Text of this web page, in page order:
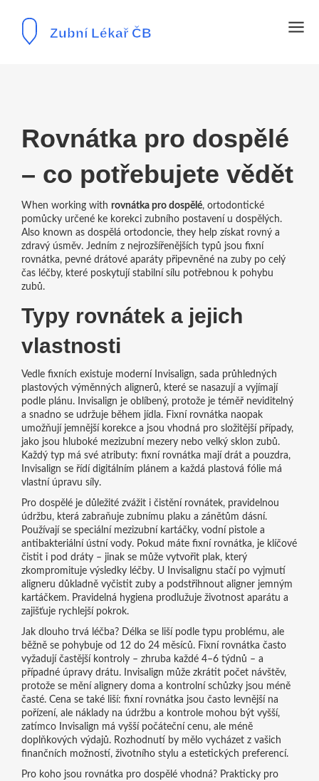
Rovnátka pro dospělé
– co potřebujete vědět
When working with rovnátka pro dospělé, ortodontické
pomůcky určené ke korekci zubního postavení u dospělých.
Also known as dospělá ortodoncie, they help získat rovný a
zdravý úsměv. Jedním z nejrozšířenějších typů jsou fixní
rovnátka, pevné drátové aparáty připevněné na zuby po celý
čas léčby, které poskytují stabilní sílu potřebnou k pohybu
zubů.
Typy rovnátek a jejich
vlastnosti
Vedle fixních existuje moderní Invisalign, sada průhledných
plastových výměnných alignerů, které se nasazují a vyjímají
podle plánu. Invisalign je oblíbený, protože je téměř neviditelný
a snadno se udržuje během jídla. Fixní rovnátka naopak
umožňují jemnější korekce a jsou vhodná pro složitější případy,
jako jsou hluboké mezizubní mezery nebo velký sklon zubů.
Každý typ má své atributy: fixní rovnátka mají drát a pouzdra,
Invisalign se řídí digitálním plánem a každá plastová fólie má
vlastní úpravu síly.
Pro dospělé je důležité zvážit i čistění rovnátek, pravidelnou
údržbu, která zabraňuje zubnímu plaku a zánětům dásní.
Používají se speciální mezizubní kartáčky, vodní pistole a
antibakteriální ústní vody. Pokud máte fixní rovnátka, je klíčové
čistit i pod dráty – jinak se může vytvořit plak, který
zkompromituje výsledky léčby. U Invisalignu stačí po vyjmutí
aligneru důkladně vyčistit zuby a podstřihnout aligner jemným
kartáčkem. Pravidelná hygiena prodlužuje životnost aparátu a
zajišťuje rychlejší pokrok.
Jak dlouho trvá léčba? Délka se liší podle typu problému, ale
běžně se pohybuje od 12 do 24 měsíců. Fixní rovnátka často
vyžadují častější kontroly – zhruba každé 4–6 týdnů – a
případné úpravy drátu. Invisalign může zkrátit počet návštěv,
protože se mění alignery doma a kontrolní schůzky jsou méně
časté. Cena se také liší: fixní rovnátka jsou často levnější na
pořízení, ale náklady na údržbu a kontrole mohou být vyšší,
zatímco Invisalign má vyšší počáteční cenu, ale méně
doplňkových výdajů. Rozhodnutí by mělo vycházet z vašich
finančních možností, životního stylu a estetických preferencí.
Pro koho jsou rovnátka pro dospělé vhodná? Prakticky pro